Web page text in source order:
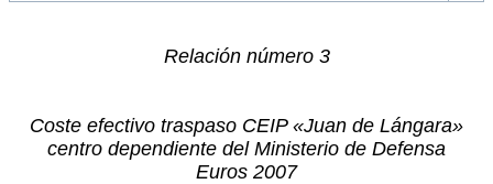
Relación número 3
Coste efectivo traspaso CEIP «Juan de Lángara»
centro dependiente del Ministerio de Defensa
Euros 2007